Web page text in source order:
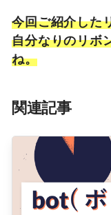
今回ご紹介した
自分なりのリボ
ね。
関連記事